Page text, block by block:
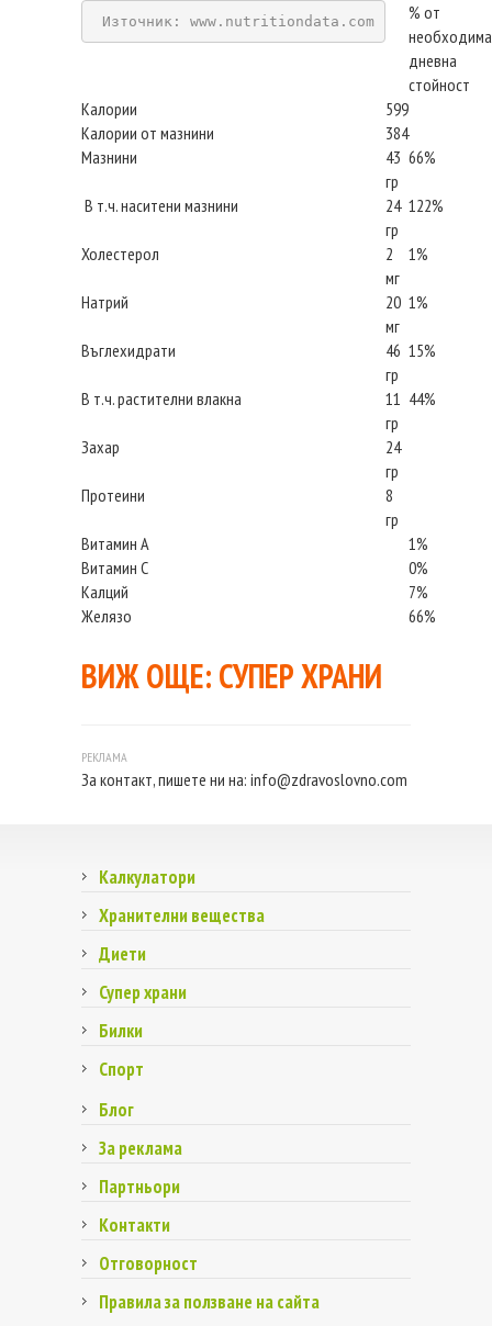
Източник: www.nutritiondata.com
% от
дневна
стойност
Калории
599
Калории от мазнини
384
Мазнини
43
гр
66%
В т.ч. наситени мазнини
24
гр
122%
Холестерол
2
мг
1%
Натрий
20
мг
1%
Въглехидрати
46
гр
15%
В т.ч. растителни влакна
11
гр
44%
Захар
24
гр
Протеини
8
гр
Витамин А
1%
Витамин С
0%
Калций
7%
Желязо
66%
ВИЖ ОЩЕ: СУПЕР ХРАНИ
За контакт, пишете ни на: info@zdravoslovno.com
Калкулатори
Хранителни вещества
Диети
Супер храни
Билки
Спорт
Блог
За реклама
Партньори
Контакти
Отговорност
Правила за ползване на сайта